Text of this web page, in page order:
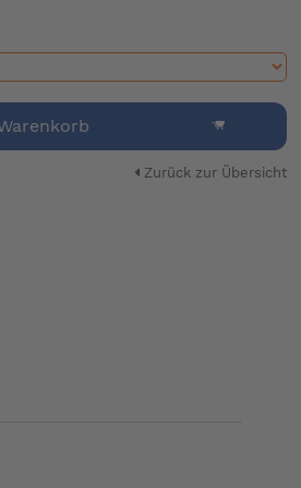
Zurück zur Übersicht